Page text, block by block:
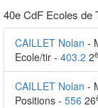
40e CdF Ecoles de
CAILLET Nolan -
Ecole/tir - 403.2 2
CAILLET Nolan -
Positions - 556 26